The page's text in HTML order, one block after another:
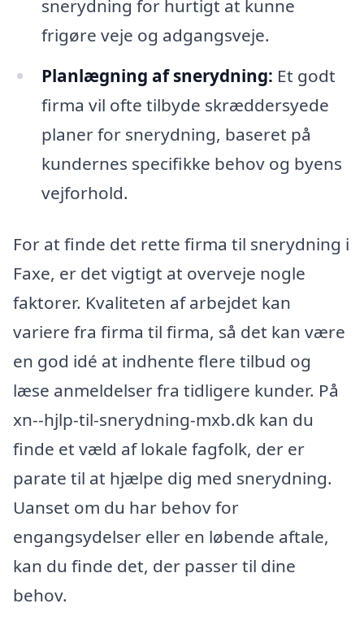
snerydning for hurtigt at kunne
frigøre veje og adgangsveje.
Planlægning af snerydning: Et godt
firma vil ofte tilbyde skræddersyede
planer for snerydning, baseret på
kundernes specifikke behov og byens
vejforhold.
For at finde det rette firma til snerydning i
Faxe, er det vigtigt at overveje nogle
faktorer. Kvaliteten af arbejdet kan
variere fra firma til firma, så det kan være
en god idé at indhente flere tilbud og
læse anmeldelser fra tidligere kunder. På
xn--hjlp-til-snerydning-mxb.dk kan du
finde et væld af lokale fagfolk, der er
parate til at hjælpe dig med snerydning.
Uanset om du har behov for
engangsydelser eller en løbende aftale,
kan du finde det, der passer til dine
behov.